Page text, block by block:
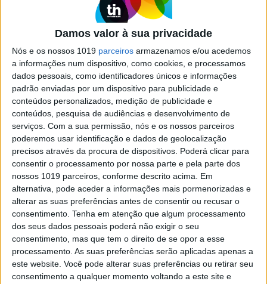
Damos valor à sua privacidade
Nós e os nossos 1019 parceiros armazenamos e/ou acedemos
a informações num dispositivo, como cookies, e processamos
dados pessoais, como identificadores únicos e informações
padrão enviadas por um dispositivo para publicidade e
conteúdos personalizados, medição de publicidade e
conteúdos, pesquisa de audiências e desenvolvimento de
serviços. Com a sua permissão, nós e os nossos parceiros
poderemos usar identificação e dados de geolocalização
precisos através da procura de dispositivos. Poderá clicar para
consentir o processamento por nossa parte e pela parte dos
nossos 1019 parceiros, conforme descrito acima. Em
alternativa, pode aceder a informações mais pormenorizadas e
alterar as suas preferências antes de consentir ou recusar o
consentimento. Tenha em atenção que algum processamento
dos seus dados pessoais poderá não exigir o seu
consentimento, mas que tem o direito de se opor a esse
processamento. As suas preferências serão aplicadas apenas a
este website. Você pode alterar suas preferências ou retirar seu
consentimento a qualquer momento voltando a este site e
Triângulo de S. Bento: O novo bairro
que anima Lisboa
Fica abaixo do Bairro Alto, acima de Santos e
fecha-se num triângulo de ruas desiguais, onde
está tudo a acontecer. Siga-nos pelas três artérias
e sinta a efervescência do Triângulo de S. Bento
SITES DO GRUPO TRUST IN NEWS
Visão Visão Se7e